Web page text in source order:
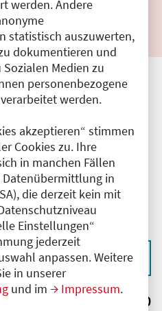
werden. Andere
statistisch auszuwerten,
dokumentieren und
Medien zu
personenbezogene
werden.
akzeptieren“ stimmen
Cookies zu. Ihre
in manchen Fällen
Datenübermittlung in
die derzeit kein mit
Einstellungen“
jederzeit
anpassen. Weitere
in unserer
und im Impressum.
entsprechen
getätigten Angaben.
keine
die Haftung obliegt dem
neu laden
Ergebnisse: 0